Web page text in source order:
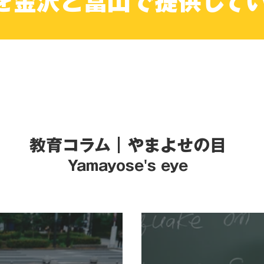
​教育コラム｜やまよせの目
Yamayose's eye